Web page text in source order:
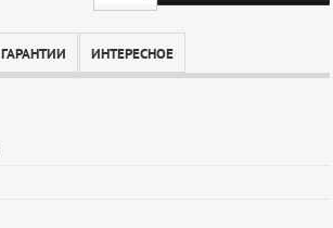
ГАРАНТИИ ИНТЕРЕСНОЕ